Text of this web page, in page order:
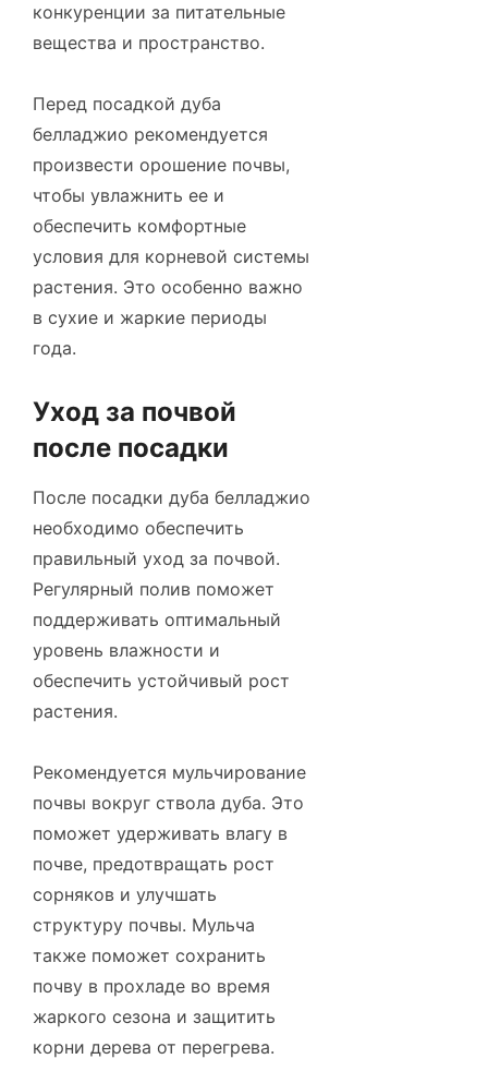
конкуренции за питательные
вещества и пространство.
Перед посадкой дуба
белладжио рекомендуется
произвести орошение почвы,
чтобы увлажнить ее и
обеспечить комфортные
условия для корневой системы
растения. Это особенно важно
в сухие и жаркие периоды
года.
Уход за почвой
после посадки
После посадки дуба белладжио
необходимо обеспечить
правильный уход за почвой.
Регулярный полив поможет
поддерживать оптимальный
уровень влажности и
обеспечить устойчивый рост
растения.
Рекомендуется мульчирование
почвы вокруг ствола дуба. Это
поможет удерживать влагу в
почве, предотвращать рост
сорняков и улучшать
структуру почвы. Мульча
также поможет сохранить
почву в прохладе во время
жаркого сезона и защитить
корни дерева от перегрева.